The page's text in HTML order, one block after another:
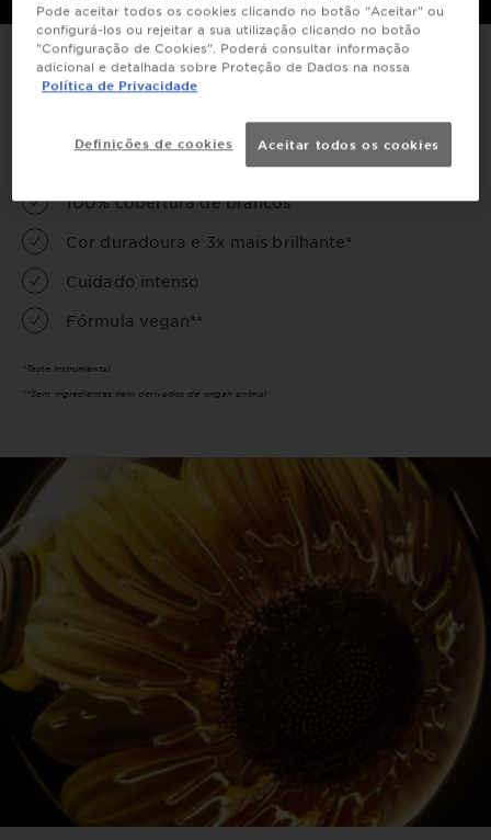
DESCUBRA OS BENEFÍCIOS
100% cobertura de brancos
Cor duradoura e 3x mais brilhante*
Cuidado intenso
Fórmula vegan**
*Teste instrumental
**Sem ingredientes nem derivados de origen animal
Pode aceitar todos os cookies clicando no botão "Aceitar" ou
configurá-los ou rejeitar a sua utilização clicando no botão
"Configuração de Cookies". Poderá consultar informação
adicional e detalhada sobre Proteção de Dados na nossa
Política de Privacidade
Definições de cookies Aceitar todos os cookies